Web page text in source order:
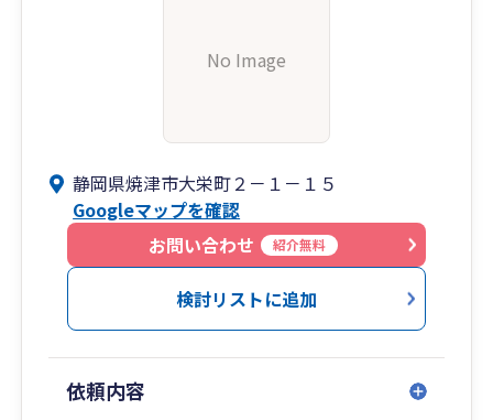
No Image
静岡県焼津市大栄町２－１－１５
Googleマップを確認
お問い合わせ
紹介無料
検討リストに追加
依頼内容